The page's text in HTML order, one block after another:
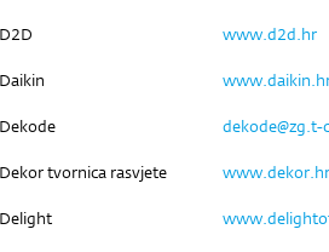
D2D www.d2d.hr
Daikin
Dekode
Dekor tvornica rasvjete www.dekor.hr
Delight